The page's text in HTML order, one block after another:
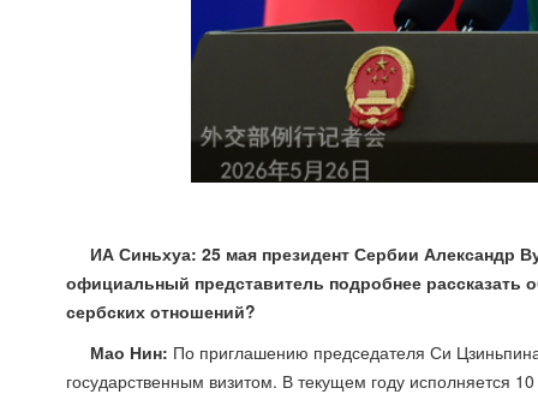
ИА Синьхуа: 25 мая президент Сербии Александр
официальный представитель подробнее рассказать
сербских отношений?
Мао Нин: По приглашению председателя Си
государственным визитом. В текущем году исполняется